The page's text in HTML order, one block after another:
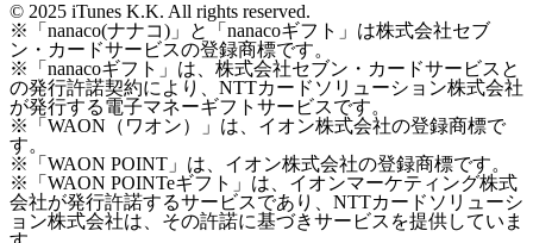
© 2025 iTunes K.K. All rights reserved.
※「nanaco(ナナコ)」と「nanacoギフト」は株式会社セブ
ン・カードサービスの登録商標です。
※「nanacoギフト」は、株式会社セブン・カードサービスと
の発行許諾契約により、NTTカードソリューション株式会社
が発行する電子マネーギフトサービスです。
※「WAON（ワオン）」は、イオン株式会社の登録商標で
す。
※「WAON POINT」は、イオン株式会社の登録商標です。
※「WAON POINTeギフト」は、イオンマーケティング株式
会社が発行許諾するサービスであり、NTTカードソリューシ
ョン株式会社は、その許諾に基づきサービスを提供していま